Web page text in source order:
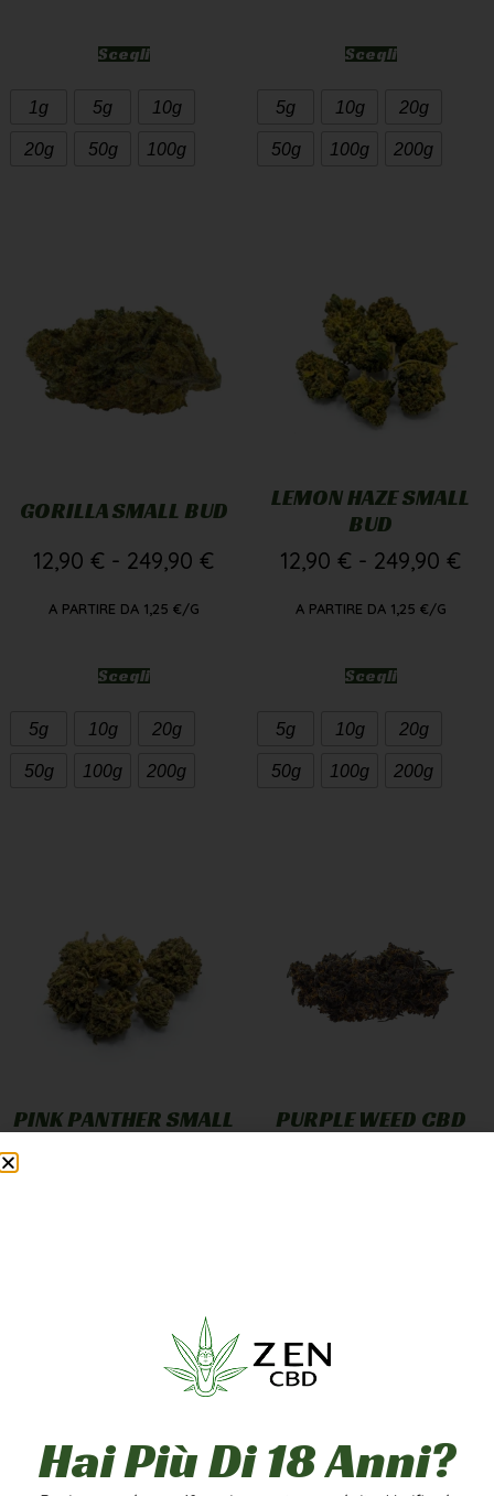
Scegli
1g 5g 10g
20g 50g 100g
Scegli
5g 10g 20g
50g 100g 200g
GORILLA SMALL BUD
12,90 € - 249,90 €
A PARTIRE DA 1,25 €/G
Scegli
5g 10g 20g
50g 100g 200g
LEMON HAZE SMALL
BUD
12,90 € - 249,90 €
A PARTIRE DA 1,25 €/G
Scegli
5g 10g 20g
50g 100g 200g
PINK PANTHER SMALL
20g
200g
PURPLE WEED CBD
1g
20g
Hai Più Di 18 Anni?